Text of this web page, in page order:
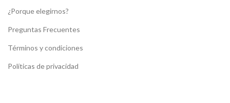
¿Porque elegirnos?
Preguntas Frecuentes
Términos y condiciones
Políticas de privacidad